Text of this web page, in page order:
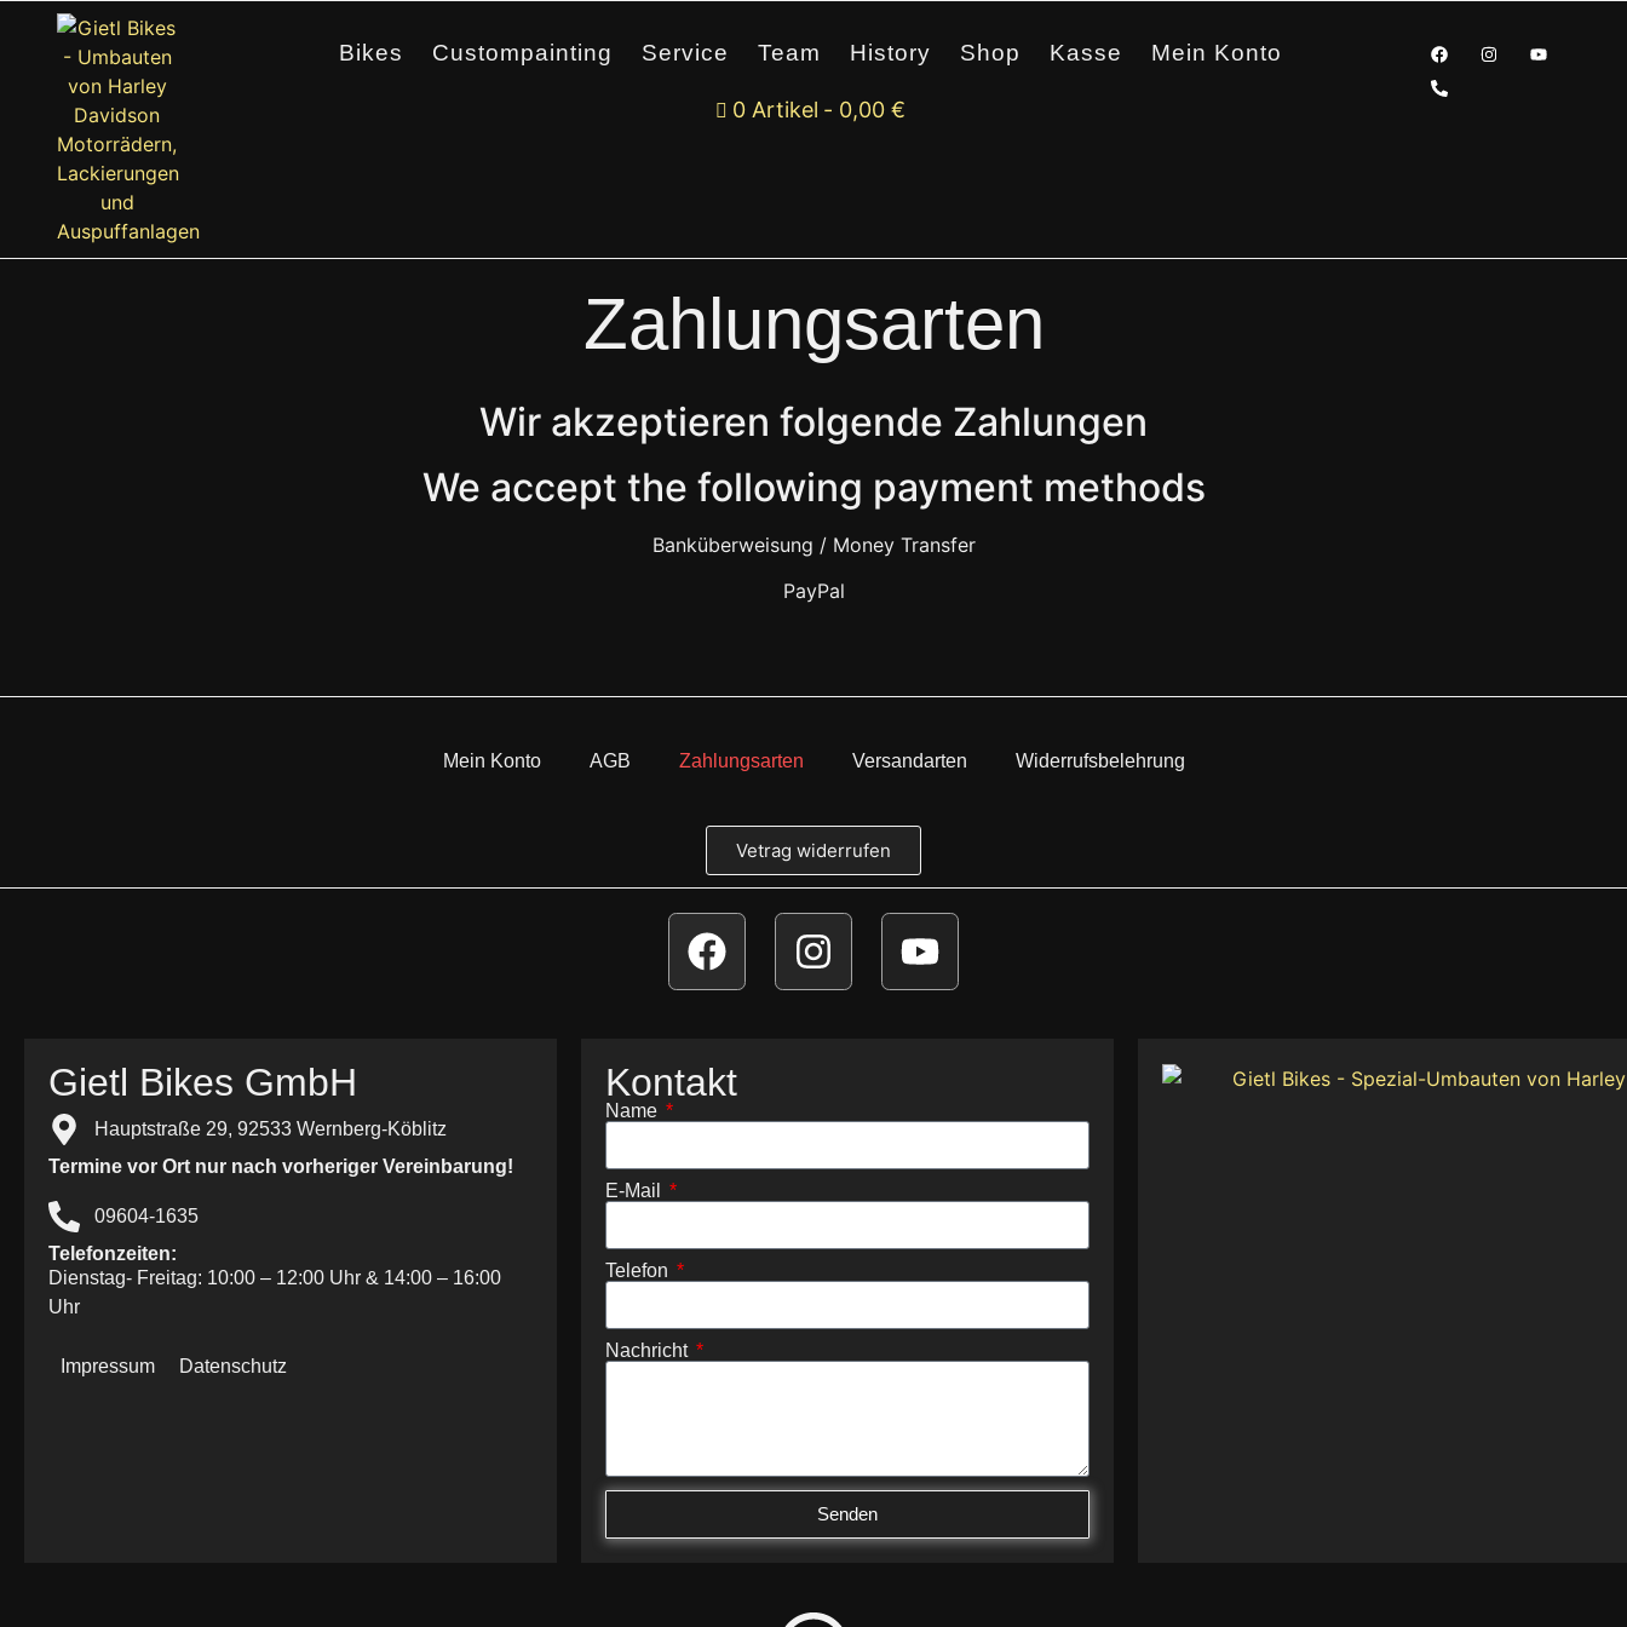
Bikes Custompainting Service Team History Shop Kasse Mein Konto
0 Artikel 0,00 €
Zahlungsarten
Wir akzeptieren folgende Zahlungen
We accept the following payment methods
Banküberweisung / Money Transfer
PayPal
Mein Konto AGB Zahlungsarten Versandarten Widerrufsbelehrung
Vetrag widerrufen
Gietl Bikes GmbH
Hauptstraße 29, 92533 Wernberg-Köblitz
Termine vor Ort nur nach vorheriger Vereinbarung!
09604-1635
Telefonzeiten:
Dienstag- Freitag: 10:00 – 12:00 Uhr & 14:00 – 16:00
Uhr
Impressum Datenschutz
Kontakt
Name
E-Mail
Telefon
Nachricht
Senden